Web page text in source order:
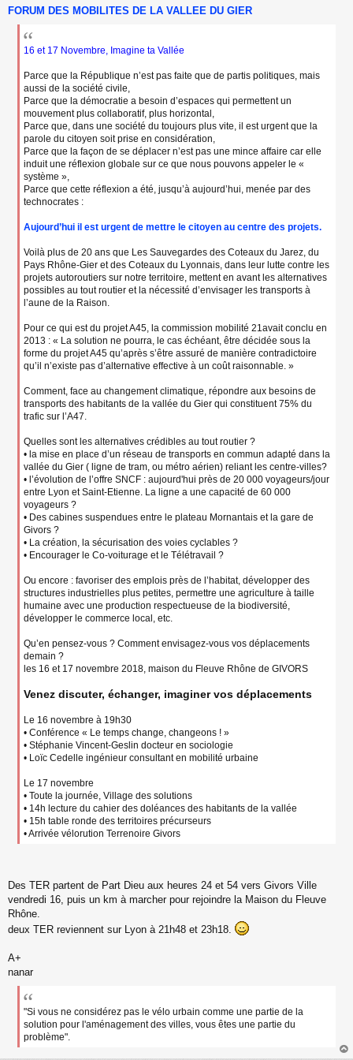
e
s
FORUM DES MOBILITES DE LA VALLEE DU GIER
16 et 17 Novembre, Imagine ta Vallée
Parce que la République n’est pas faite que de partis politiques, mais
aussi de la société civile,
Parce que la démocratie a besoin d’espaces qui permettent un
mouvement plus collaboratif, plus horizontal,
Parce que, dans une société du toujours plus vite, il est urgent que la
parole du citoyen soit prise en considération,
Parce que la façon de se déplacer n’est pas une mince affaire car elle
induit une réflexion globale sur ce que nous pouvons appeler le «
système »,
Parce que cette réflexion a été, jusqu’à aujourd’hui, menée par des
technocrates :
Aujourd’hui il est urgent de mettre le citoyen au centre des projets.
Voilà plus de 20 ans que Les Sauvegardes des Coteaux du Jarez, du
Pays Rhône-Gier et des Coteaux du Lyonnais, dans leur lutte contre les
projets autoroutiers sur notre territoire, mettent en avant les alternatives
possibles au tout routier et la nécessité d’envisager les transports à
l’aune de la Raison.
Pour ce qui est du projet A45, la commission mobilité 21avait conclu en
2013 : « La solution ne pourra, le cas échéant, être décidée sous la
forme du projet A45 qu’après s’être assuré de manière contradictoire
qu’il n’existe pas d’alternative effective à un coût raisonnable. »
Comment, face au changement climatique, répondre aux besoins de
transports des habitants de la vallée du Gier qui constituent 75% du
trafic sur l’A47.
Quelles sont les alternatives crédibles au tout routier ?
• la mise en place d’un réseau de transports en commun adapté dans la
vallée du Gier ( ligne de tram, ou métro aérien) reliant les centre-villes?
• l’évolution de l’offre SNCF : aujourd'hui près de 20 000 voyageurs/jour
entre Lyon et Saint-Etienne. La ligne a une capacité de 60 000
voyageurs ?
• Des cabines suspendues entre le plateau Mornantais et la gare de
Givors ?
• La création, la sécurisation des voies cyclables ?
• Encourager le Co-voiturage et le Télétravail ?
Ou encore : favoriser des emplois près de l’habitat, développer des
structures industrielles plus petites, permettre une agriculture à taille
humaine avec une production respectueuse de la biodiversité,
développer le commerce local, etc.
Qu’en pensez-vous ? Comment envisagez-vous vos déplacements
demain ?
les 16 et 17 novembre 2018, maison du Fleuve Rhône de GIVORS
Venez discuter, échanger, imaginer vos déplacements
Le 16 novembre à 19h30
• Conférence « Le temps change, changeons ! »
• Stéphanie Vincent-Geslin docteur en sociologie
• Loïc Cedelle ingénieur consultant en mobilité urbaine
Le 17 novembre
• Toute la journée, Village des solutions
• 14h lecture du cahier des doléances des habitants de la vallée
• 15h table ronde des territoires précurseurs
• Arrivée vélorution Terrenoire Givors
Des TER partent de Part Dieu aux heures 24 et 54 vers Givors Ville
vendredi 16, puis un km à marcher pour rejoindre la Maison du Fleuve
Rhône.
deux TER reviennent sur Lyon à 21h48 et 23h18.
A+
nanar
"Si vous ne considérez pas le vélo urbain comme une partie de la
solution pour l'aménagement des villes, vous êtes une partie du
problème".